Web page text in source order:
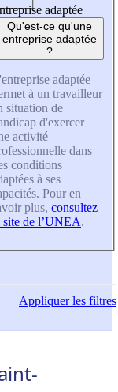
adaptée
Qu'est-ce qu'une
entreprise adaptée
?
adaptée
à un travailleur
situation de
d'exercer
activité
dans
conditions
à ses
Pour en
plus, consultez
site de l’UNEA.
Appliquerles filtres